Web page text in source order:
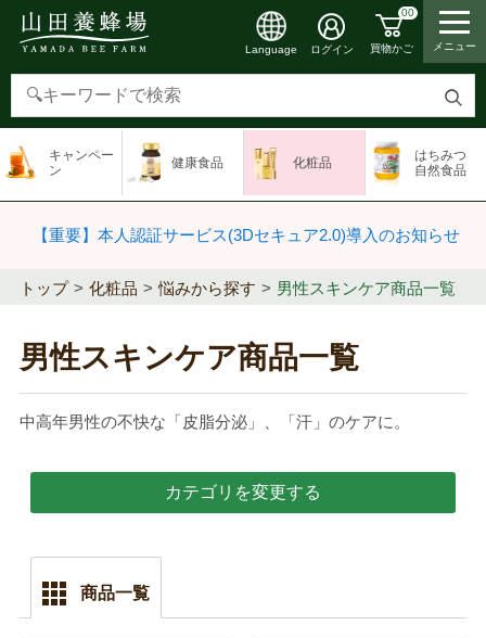
検
す
Language ログイン
00
買物かご メニュー
キャンペー
ン
健康食品 化粧品
はちみつ
自然食品
【重要】本人認証サービス(3Dセキュア2.0)導入のお知らせ
トップ 化粧品 悩みから探す 男性スキンケア商品一覧
男性スキンケア商品一覧
中高年男性の不快な「皮脂分泌」、「汗」のケアに。
カテゴリを変更する
商品一覧